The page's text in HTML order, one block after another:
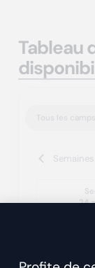
Tableau
Tous les camps
24